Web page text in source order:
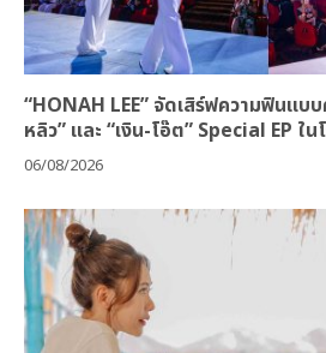
“HONAH LEE” จัดเสิร์ฟความฟินแบ
หลิว” และ “เงิน-โอ๊ต” Special EP ใ
06/08/2026